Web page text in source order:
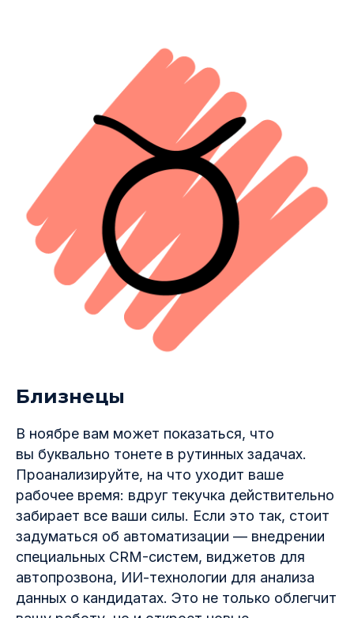
Близнецы
В ноябре вам может показаться, что
вы буквально тонете в рутинных задачах.
Проанализируйте, на что уходит ваше
рабочее время: вдруг текучка действительно
забирает все ваши силы. Если это так, стоит
задуматься об автоматизации — внедрении
специальных CRM-систем, виджетов для
автопрозвона, ИИ-технологии для анализа
данных о кандидатах. Это не только облегчит